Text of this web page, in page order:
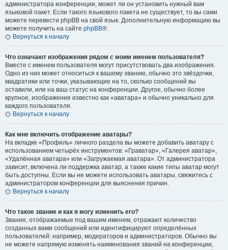
администратора конференции, может ли он установить нужный вам
языковой пакет. Если такого языкового пакета не существует, то вы сами
можете перевести phpBB на свой язык. Дополнительную информацию вы
можете получить на сайте phpBB®.
Вернуться к началу
Что означают изображения рядом с моим именем пользователя?
Вместе с именем пользователя могут присутствовать два изображения.
Одно из них может относиться к вашему званию, обычно это звёздочки,
квадратики или точки, указывающие на то, сколько сообщений вы
оставили, или на ваш статус на конференции. Другое, обычно более
крупное, изображение известно как «аватара» и обычно уникально для
каждого пользователя.
Вернуться к началу
Как мне включить отображение аватары?
На вкладке «Профиль» личного раздела вы можете добавить аватару с
использованием четырёх инструментов: «Граватар», «Галерея аватар»,
«Удалённая аватара» или «Загружаемая аватара». От администратора
зависит, включена ли поддержка аватар, а также какие типы аватар могут
быть доступны. Если вы не можете использовать аватары, свяжитесь с
администратором конференции для выяснения причин.
Вернуться к началу
Что такое звание и как я могу изменить его?
Звания, отображаемые под вашим именем, отражают количество
созданных вами сообщений или идентифицируют определённых
пользователей: например, модераторов и администраторов. Обычно вы
не можете напрямую изменять наименования званий на конференции,